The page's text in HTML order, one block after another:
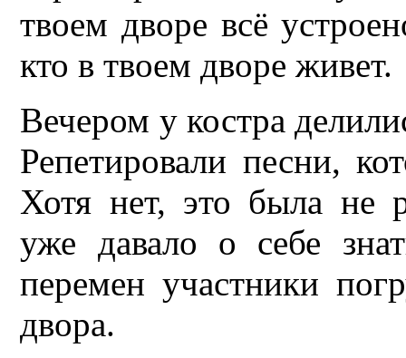
твоем дворе всё
кто в твоем дворе живет.
Вечером у костра
Репетировали песни,
Хотя нет, это была не
уже давало о себе
перемен участники
двора.